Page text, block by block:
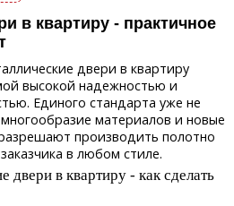
в квартиру - практичное
двери в квартиру
высокой надежностью и
Единого стандарта уже не
материалов и новые
производить полотно
в любом стиле.
двери в квартиру - как сделать